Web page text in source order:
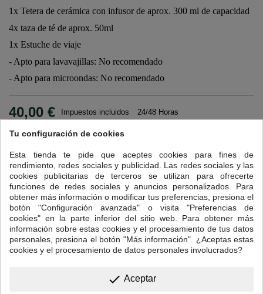
1x Tetera de cerámica con infusorde aprox. 300 ml de capacidad
4x taza de té de aprox. 50ml
1x Estuche de viaje
- Apto para lavavajillas: No recomendado
- Apto para microondas: No recomendado
40,00 € Impuestos incluidos 24/48 Horas
Cantidad 
Disponible
DESCRIPCIÓN DETALLES DEL PRODUCTO
Especificaciones del producto:
- Medida tetera: 12x9x15 (cm),
- Capacidad de la tetera: aprox. 300 ml
Tu configuración de cookies
Esta tienda te pide que aceptes cookies para fines de
rendimiento, redes sociales y publicidad. Las redes sociales y las
cookies publicitarias de terceros se utilizan para ofrecerte
funciones de redes sociales y anuncios personalizados. Para
obtener más información o modificar tus preferencias, presiona el
botón "Configuración avanzada" o visita "Preferencias de
cookies" en la parte inferior del sitio web. Para obtener más
información sobre estas cookies y el procesamiento de tus datos
personales, presiona el botón "Más información". ¿Aceptas estas
cookies y el procesamiento de datos personales involucrados?
done Aceptar